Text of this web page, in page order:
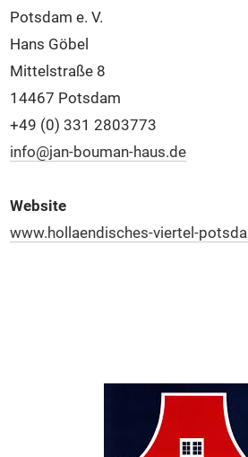
Potsdam e. V.
Hans Göbel
Mittelstraße 8
14467 Potsdam
+49 (0) 331 2803773
info@jan-bouman-haus.de
Website
www.hollaendisches-viertel-